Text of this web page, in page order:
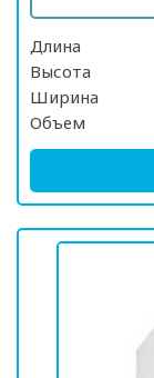
Длина
Высота
Ширина
Объем